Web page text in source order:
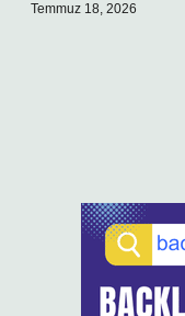
Temmuz 18, 2026